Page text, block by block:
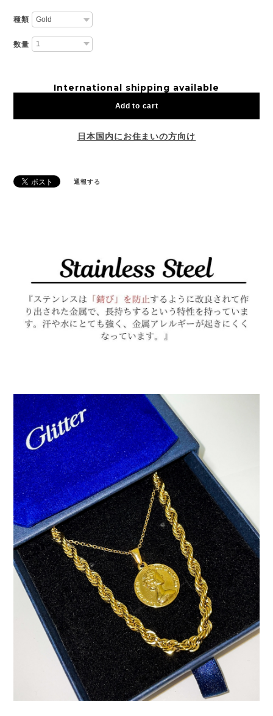
種類
数量
International shipping available
Add to cart
日本国内にお住まいの方向け
通報する